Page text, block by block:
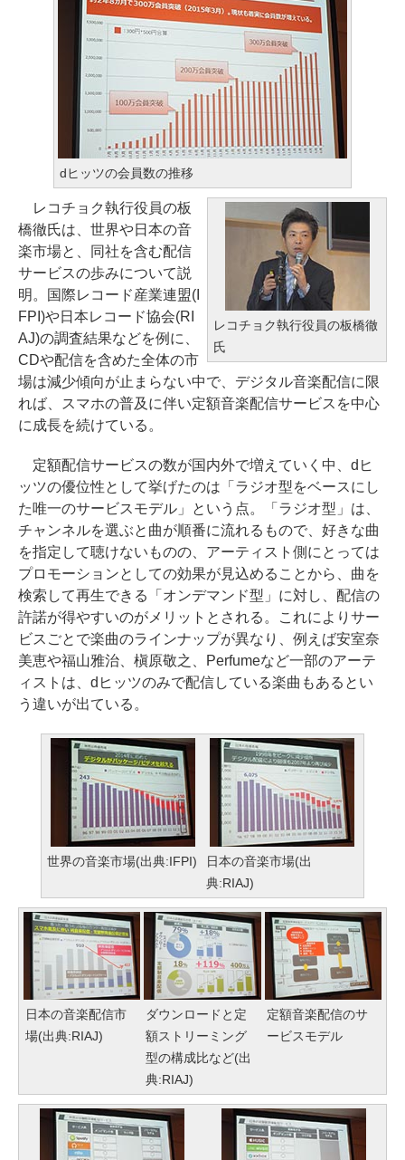
dヒッツの会員数の推移
レコチョク執行役員の板橋徹
氏
レコチョク執行役員の板
橋徹氏は、世界や日本の音
楽市場と、同社を含む配信
サービスの歩みについて説
明。国際レコード産業連盟(I
FPI)や日本レコード協会(RI
AJ)の調査結果などを例に、
CDや配信を含めた全体の市
場は減少傾向が止まらない中で、デジタル音楽配信に限
れば、スマホの普及に伴い定額音楽配信サービスを中心
に成長を続けている。
定額配信サービスの数が国内外で増えていく中、dヒ
ッツの優位性として挙げたのは「ラジオ型をベースにし
た唯一のサービスモデル」という点。「ラジオ型」は、
チャンネルを選ぶと曲が順番に流れるもので、好きな曲
を指定して聴けないものの、アーティスト側にとっては
プロモーションとしての効果が見込めることから、曲を
検索して再生できる「オンデマンド型」に対し、配信の
許諾が得やすいのがメリットとされる。これによりサー
ビスごとで楽曲のラインナップが異なり、例えば安室奈
美恵や福山雅治、槇原敬之、Perfumeなど一部のアーテ
ィストは、dヒッツのみで配信している楽曲もあるとい
う違いが出ている。
世界の音楽市場(出典:IFPI)
日本の音楽市場(出
典:RIAJ)
日本の音楽配信市
場(出典:RIAJ)
ダウンロードと定
額ストリーミング
型の構成比など(出
典:RIAJ)
定額音楽配信のサ
ービスモデル